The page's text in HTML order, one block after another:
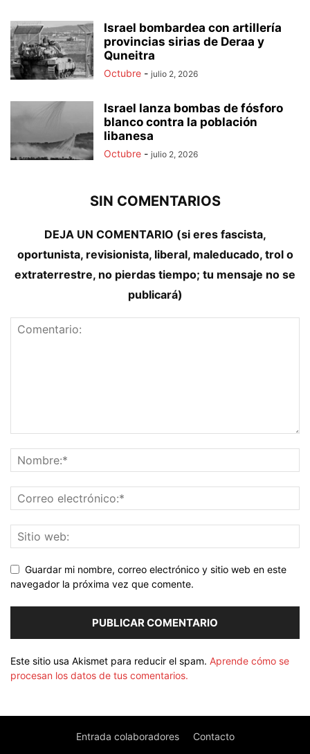
Israel bombardea con artillería
provincias sirias de Deraa y
Quneitra
Octubre - julio 2, 2026
Israel lanza bombas de fósforo
blanco contra la población
libanesa
Octubre - julio 2, 2026
SIN COMENTARIOS
DEJA UN COMENTARIO (si eres fascista,
oportunista, revisionista, liberal, maleducado, trol o
extraterrestre, no pierdas tiempo; tu mensaje no se
publicará)
Guardar mi nombre, correo electrónico y sitio web en este
navegador la próxima vez que comente.
Este sitio usa Akismet para reducir el spam. Aprende cómo se
procesan los datos de tus comentarios.
Entrada colaboradores Contacto